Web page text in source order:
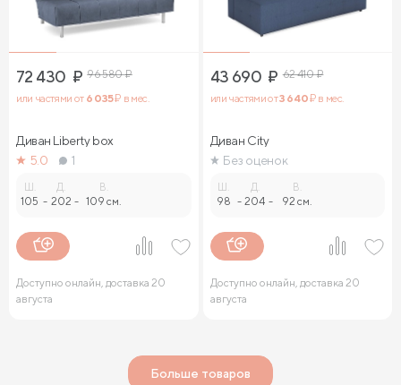
72 430 ₽ 96 580₽
или частями от 6 035₽ в мес.
Диван Liberty box
5.0
1
Ш.
105 -
Д.
202 -
В.
109 см.
Доступно онлайн, доставка 20
августа
43 690 ₽ 62 410₽
или частями от3 640₽ в мес.
Диван City
Без оценок
Ш.
98 -
Д.
204 -
В.
92 см.
Доступно онлайн, доставка 20
августа
Больше товаров